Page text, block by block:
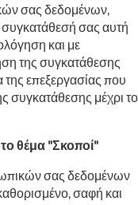
σας δεδομένων,
συγκατάθεσή σας αυτή
και με
της συγκατάθεσης
της επεξεργασίας που
συγκατάθεσης μέχρι το
θέμα "Σκοποί"
σας δεδομένων
σαφή και